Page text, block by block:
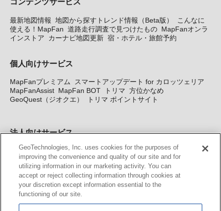
最新地図情報 地図から探すトレンド情報（Beta版）
こんなに
使える！MapFan 道路走行調査で見つけたもの MapFanオンラ
インストア
カーナビ地図更新 宿・ホテル・旅館予約
個人向けサービス
MapFanプレミアム
スマートアップデート for カロッツェリア
MapFanAssist MapFan BOT トリマ 方位かなめ
GeoQuest（ジオクエ）
トリマ ポイントサイト
法人向けサービス
法人向け地図・位置情報サービス WEBサイト・システム向け地
図API Windows PC向け地図開発キット MapFan DB 住所確認
サービス
MAP WORLD+ トリマ広告 Geo-Research
カーナビ地図更新サービス
GeoTechnologies, Inc. uses cookies for the purposes of
improving the convenience and quality of our site and for
utilizing information in our marketing activity. You can
accept or reject collecting information through cookies at
your discretion except information essential to the
functioning of our site.